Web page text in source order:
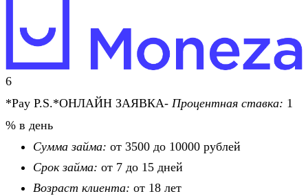
6
*Pay P.S.*ОНЛАЙН ЗАЯВКА- Процентная ставка: 1
% в день
Сумма займа: от 3500 до 10000 рублей
Срок займа: от 7 до 15 дней
Возраст клиента: от 18 лет